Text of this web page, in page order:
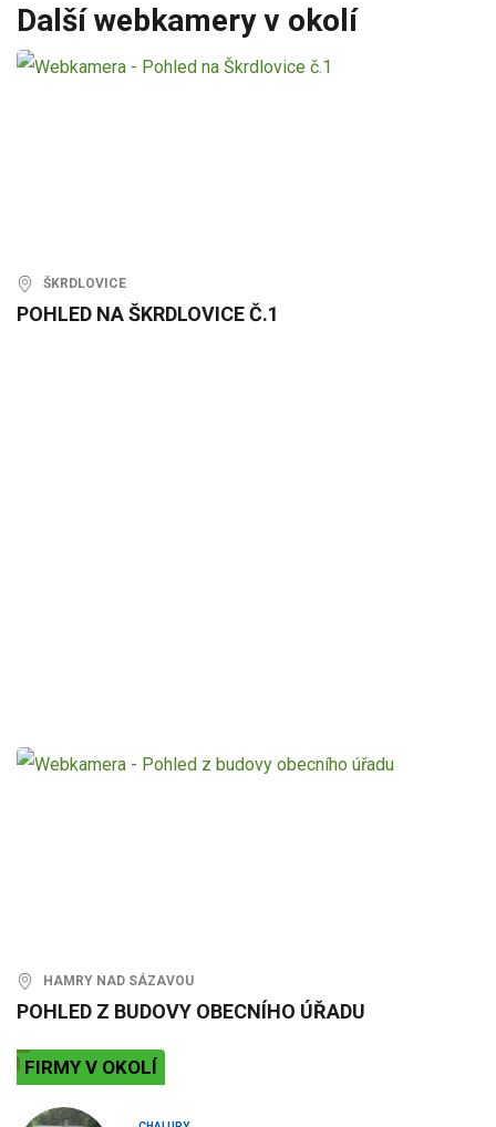
Další webkamery v okolí
ŠKRDLOVICE
POHLED NA ŠKRDLOVICE Č.1
HAMRY NAD SÁZAVOU
POHLED Z BUDOVY OBECNÍHO ÚŘADU
FIRMY V OKOLÍ